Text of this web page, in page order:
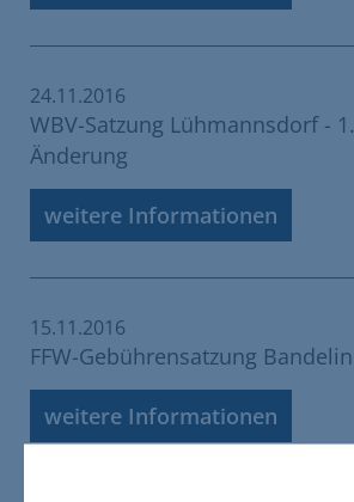
24.11.2016
WBV-Satzung Lühmannsdorf - 1.
Änderung
weitere Informationen
15.11.2016
FFW-Gebührensatzung Bandelin
weitere Informationen